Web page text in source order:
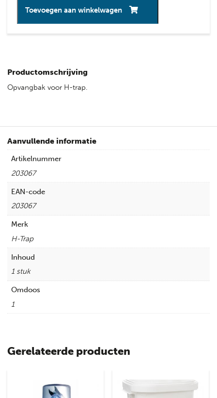
Toevoegen aan winkelwagen
Productomschrijving
Opvangbak voor H-trap.
Aanvullende informatie
Artikelnummer
203067
EAN-code
203067
Merk
H-Trap
Inhoud
1 stuk
Omdoos
1
Gerelateerde producten